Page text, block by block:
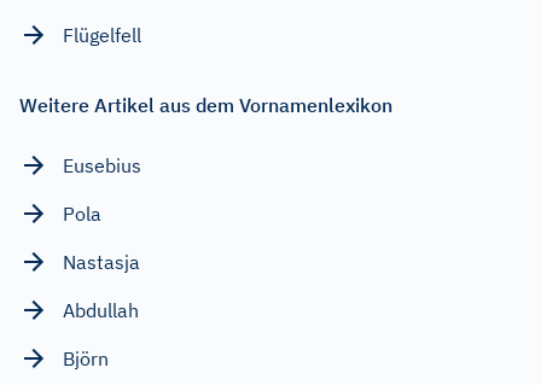
Flügelfell
Weitere Artikel aus dem Vornamenlexikon
Eusebius
Pola
Nastasja
Abdullah
Björn